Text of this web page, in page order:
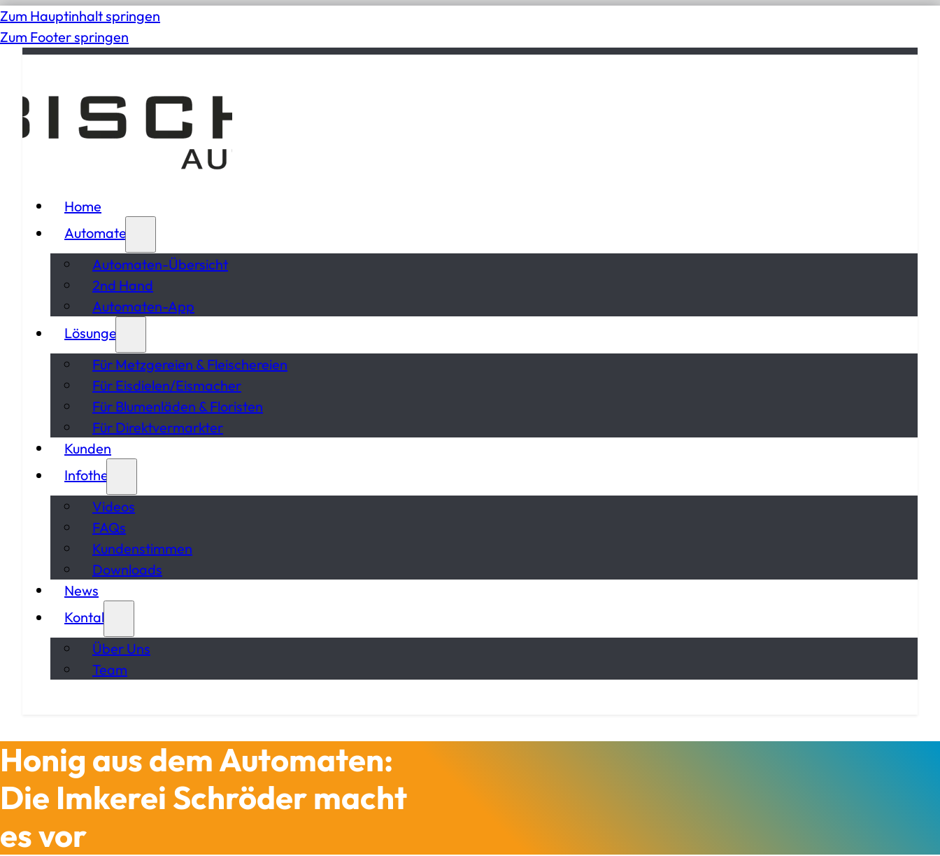
Zum Hauptinhalt springen
Zum Footer springen
Home
Automaten
Automaten-Übersicht
2nd Hand
Automaten-App
Lösungen
Für Metzgereien & Fleischereien
Für Eisdielen/Eismacher
Für Blumenläden & Floristen
Für Direktvermarkter
Kunden
Infothek
Videos
FAQs
Kundenstimmen
Downloads
News
Kontakt
Über Uns
Team
Honig aus dem Automaten:
Die Imkerei Schröder macht
es vor